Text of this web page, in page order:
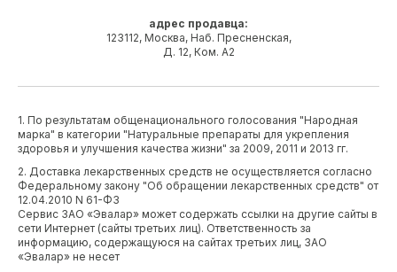
адрес продавца:
123112, Москва, Наб. Пресненская,
Д. 12, Ком. А2
1. По результатам общенационального голосования "Народная
марка" в категории "Натуральные препараты для укрепления
здоровья и улучшения качества жизни" за 2009, 2011 и 2013 гг.
2. Доставка лекарственных средств не осуществляется согласно
Федеральному закону "Об обращении лекарственных средств" от
12.04.2010 N 61-ФЗ
Сервис ЗАО «Эвалар» может содержать ссылки на другие сайты в
сети Интернет (сайты третьих лиц). Ответственность за
информацию, содержащуюся на сайтах третьих лиц, ЗАО
«Эвалар» не несет